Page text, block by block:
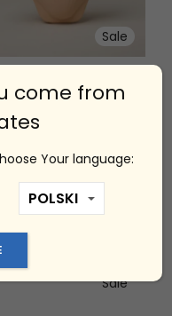
Sale
Sale
come from
Your language: